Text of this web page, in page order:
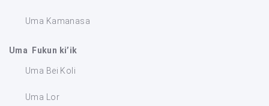
Uma Kamanasa
Uma Fukun ki’ik
Uma Bei Koli
Uma Lor